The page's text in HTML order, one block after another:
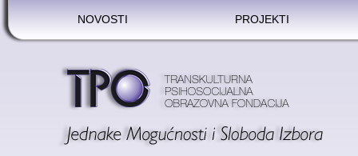
NOVOSTI PROJEKTI